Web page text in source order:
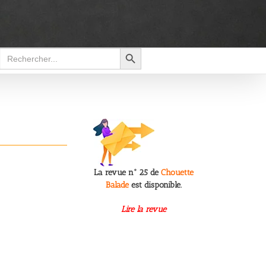
for:
Search Button
La revue n° 25 deChouette
Baladeest disponible.
Lire la revue